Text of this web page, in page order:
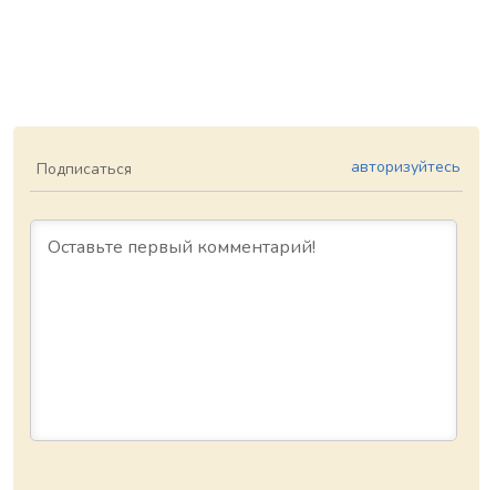
Подписаться авторизуйтесь